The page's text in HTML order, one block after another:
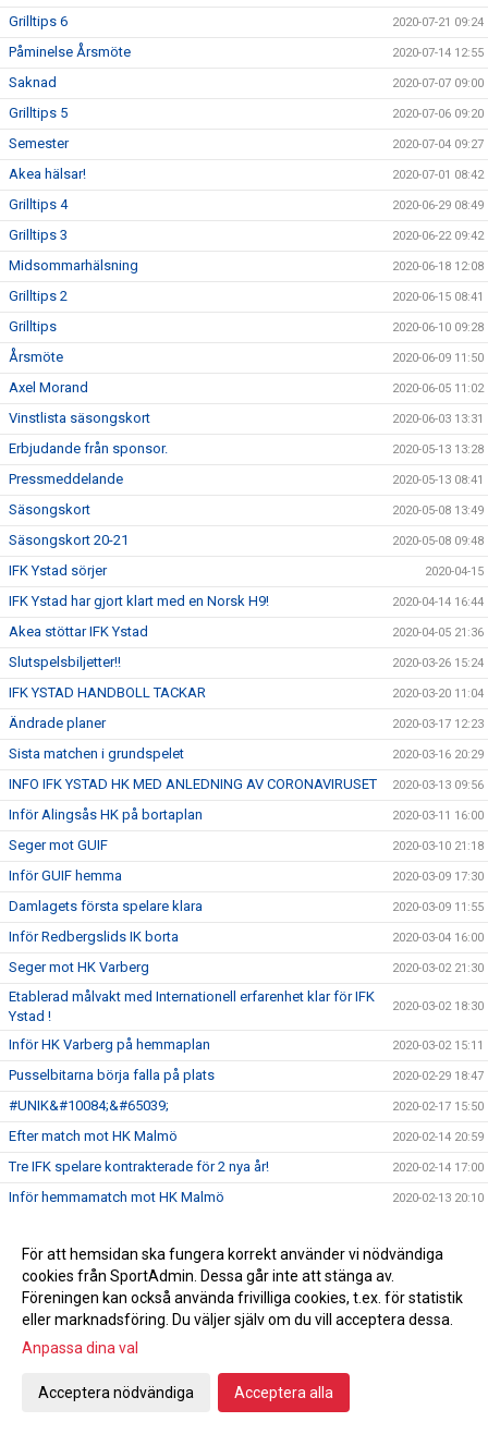
Grilltips 6 2020-07-21 09:24
Påminelse Årsmöte 2020-07-14 12:55
Saknad 2020-07-07 09:00
Grilltips 5 2020-07-06 09:20
Semester 2020-07-04 09:27
Akea hälsar! 2020-07-01 08:42
Grilltips 4 2020-06-29 08:49
Grilltips 3 2020-06-22 09:42
Midsommarhälsning 2020-06-18 12:08
Grilltips 2 2020-06-15 08:41
Grilltips 2020-06-10 09:28
Årsmöte 2020-06-09 11:50
Axel Morand 2020-06-05 11:02
Vinstlista säsongskort 2020-06-03 13:31
Erbjudande från sponsor. 2020-05-13 13:28
Pressmeddelande 2020-05-13 08:41
Säsongskort 2020-05-08 13:49
Säsongskort 20-21 2020-05-08 09:48
IFK Ystad sörjer 2020-04-15
IFK Ystad har gjort klart med en Norsk H9! 2020-04-14 16:44
Akea stöttar IFK Ystad 2020-04-05 21:36
Slutspelsbiljetter!! 2020-03-26 15:24
IFK YSTAD HANDBOLL TACKAR 2020-03-20 11:04
Ändrade planer 2020-03-17 12:23
Sista matchen i grundspelet 2020-03-16 20:29
INFO IFK YSTAD HK MED ANLEDNING AV CORONAVIRUSET 2020-03-13 09:56
Inför Alingsås HK på bortaplan 2020-03-11 16:00
Seger mot GUIF 2020-03-10 21:18
Inför GUIF hemma 2020-03-09 17:30
Damlagets första spelare klara 2020-03-09 11:55
Inför Redbergslids IK borta 2020-03-04 16:00
Seger mot HK Varberg 2020-03-02 21:30
Etablerad målvakt med Internationell erfarenhet klar för IFK
Ystad !
2020-03-02 18:30
Inför HK Varberg på hemmaplan 2020-03-02 15:11
Pusselbitarna börja falla på plats 2020-02-29 18:47
#UNIK&#10084;&#65039; 2020-02-17 15:50
Efter match mot HK Malmö 2020-02-14 20:59
Tre IFK spelare kontrakterade för 2 nya år! 2020-02-14 17:00
Inför hemmamatch mot HK Malmö 2020-02-13 20:10
Köp biljett redan nu till Derbyt 2020-02-04 13:39
Tack Sparbanken Skåne 2020-02-01 22:18
Kansliet Februari 2020-01-31 18:04
Stort tack och varmt välkommen!
För att hemsidan ska fungera korrekt använder vi nödvändiga
cookies från SportAdmin. Dessa går inte att stänga av.
Föreningen kan också använda frivilliga cookies, t.ex. för statistik
eller marknadsföring. Du väljer själv om du vill acceptera dessa.
Anpassa dina val
Acceptera nödvändiga Acceptera alla